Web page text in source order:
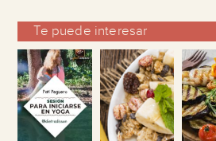
Te puede interesar